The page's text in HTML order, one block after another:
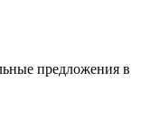
предложения в